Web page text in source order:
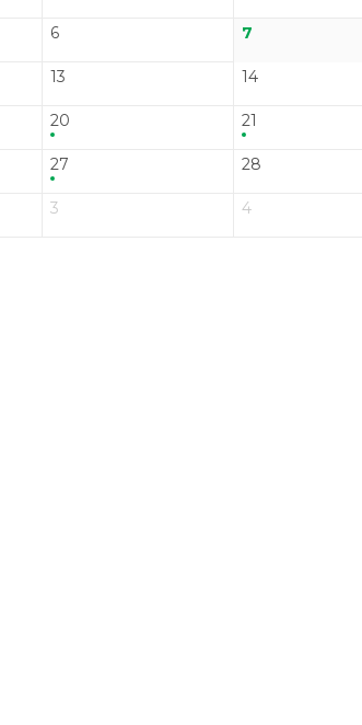
6 7
13 14
20 21
27 28
3 4